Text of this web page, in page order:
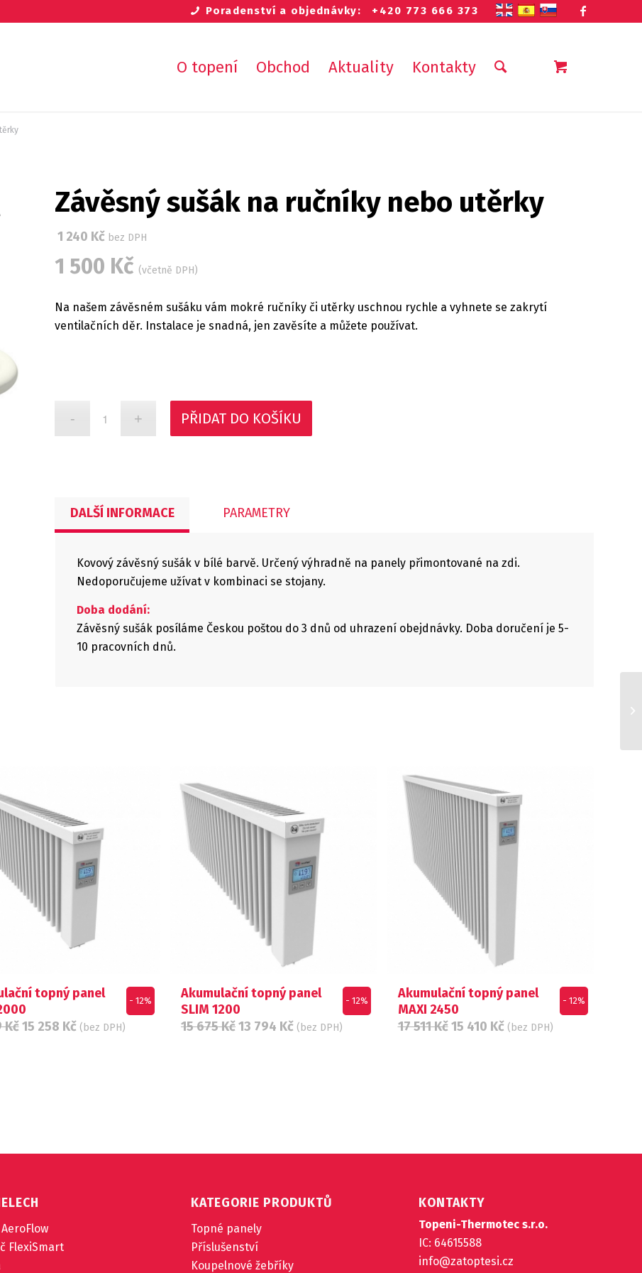
Poradenství a objednávky: +420 773 666 373
O topení Obchod Aktuality Kontakty
Závěsný sušák na ručníky nebo utěrky
1 240 Kč bez DPH
1 500 Kč (včetně DPH)
Na našem závěsném sušáku vám mokré ručníky či utěrky uschnou rychle a vyhnete se zakrytí
ventilačních děr. Instalace je snadná, jen zavěsíte a můžete používat.
PŘIDAT DO KOŠÍKU
DALŠÍ INFORMACE PARAMETRY
Kovový závěsný sušák v bílé barvě. Určený výhradně na panely přimontované na zdi.
Nedoporučujeme užívat v kombinaci se stojany.
Doba dodání:
Závěsný sušák posíláme Českou poštou do 3 dnů od uhrazení obejdnávky. Doba doručení je 5-
10 pracovních dnů.
topný panel
Kč 15 258 Kč (bez DPH)
- 12%
Akumulační topný panel
SLIM 1200
15 675Kč13 794 Kč (bez DPH)
- 12%
Akumulační topný panel
MAXI 2450
17 511Kč 15 410 Kč (bez DPH)
- 12%
FlexiSmart
KATEGORIE PRODUKTŮ
Topné panely
Příslušenství
Koupelnové žebříky
KONTAKTY
Topeni-Thermotec s.r.o.
IC: 64615588
info@zatoptesi.cz